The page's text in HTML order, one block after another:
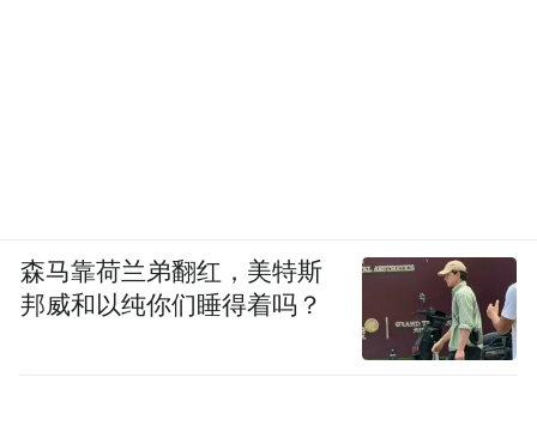
森马靠荷兰弟翻红，美特斯
邦威和以纯你们睡得着吗？